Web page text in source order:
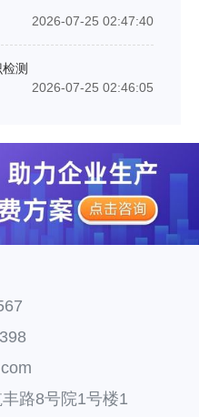
2026-07-25 02:47:40
测
2026-07-25 02:46:05
路8号院1号楼1